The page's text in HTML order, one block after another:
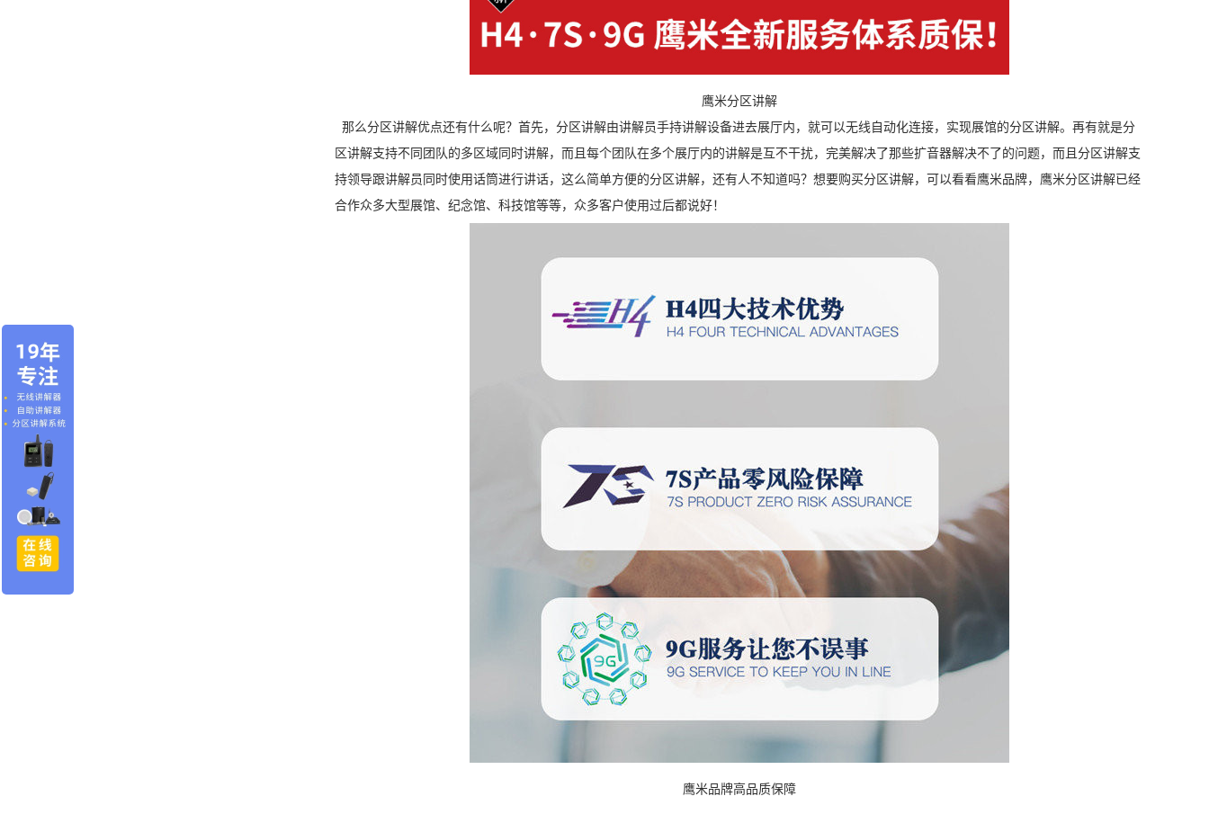
鹰米分区讲解
那么分区讲解优点还有什么呢？首先，分区讲解由讲解员手持讲解设备进去展厅内，就可以无线自动化连接，实现展馆的分区讲解。再有就是分
区讲解支持不同团队的多区域同时讲解，而且每个团队在多个展厅内的讲解是互不干扰，完美解决了那些扩音器解决不了的问题，而且分区讲解支
持领导跟讲解员同时使用话筒进行讲话，这么简单方便的分区讲解，还有人不知道吗？想要购买分区讲解，可以看看鹰米品牌，鹰米分区讲解已经
合作众多大型展馆、纪念馆、科技馆等等，众多客户使用过后都说好！
鹰米品牌高品质保障